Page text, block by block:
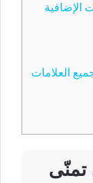
الإضافية
العلامات
تمنّى